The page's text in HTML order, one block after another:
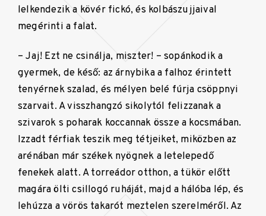
lelkendezik a kövér fickó, és kolbászujjaival
megérinti a falat.
– Jaj! Ezt ne csinálja, miszter! – sopánkodik a
gyermek, de késő: az árnybika a falhoz érintett
tenyérnek szalad, és mélyen belé fúrja csöppnyi
szarvait. A visszhangzó sikolytól felizzanak a
szivarok s poharak koccannak össze a kocsmában.
Izzadt férfiak teszik meg tétjeiket, miközben az
arénában már székek nyögnek a letelepedő
fenekek alatt. A torreádor otthon, a tükör előtt
magára ölti csillogó ruháját, majd a hálóba lép, és
lehúzza a vörös takarót meztelen szerelméről. Az